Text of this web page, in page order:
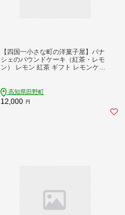
【四国一小さな町の洋菓子屋】パナ
シェのパウンドケーキ（紅茶・レモ
ン） レモン 紅茶 ギフト レモンケー
子 贈答 贈り物 お礼 手土産 洋菓子 美
味しい 冷蔵
高知県田野町
12,000 円